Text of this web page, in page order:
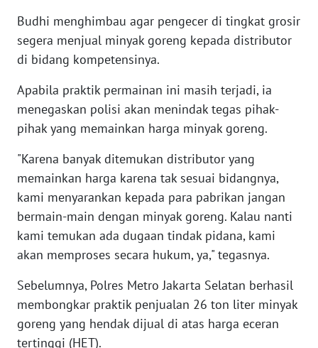
Budhi menghimbau agar pengecer di tingkat grosir
segera menjual minyak goreng kepada distributor
di bidang kompetensinya.
Apabila praktik permainan ini masih terjadi, ia
menegaskan polisi akan menindak tegas pihak-
pihak yang memainkan harga minyak goreng.
"Karena banyak ditemukan distributor yang
memainkan harga karena tak sesuai bidangnya,
kami menyarankan kepada para pabrikan jangan
bermain-main dengan minyak goreng. Kalau nanti
kami temukan ada dugaan tindak pidana, kami
akan memproses secara hukum, ya," tegasnya.
Sebelumnya, Polres Metro Jakarta Selatan berhasil
membongkar praktik penjualan 26 ton liter minyak
goreng yang hendak dijual di atas harga eceran
tertinggi (HET).
WN
JATENG
NUSANTARA
WN
WN
JATIM
WN
WN
KALBAR